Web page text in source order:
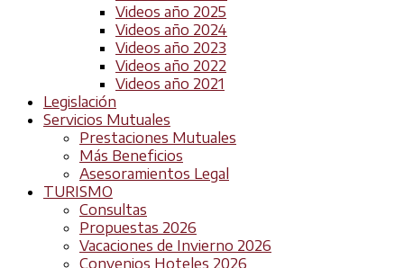
Videos año 2025
Videos año 2024
Videos año 2023
Videos año 2022
Videos año 2021
Legislación
Servicios Mutuales
Prestaciones Mutuales
Más Beneficios
Asesoramientos Legal
TURISMO
Consultas
Propuestas 2026
Vacaciones de Invierno 2026
Convenios Hoteles 2026